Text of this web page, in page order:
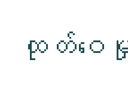
ထုတ်ဝေ